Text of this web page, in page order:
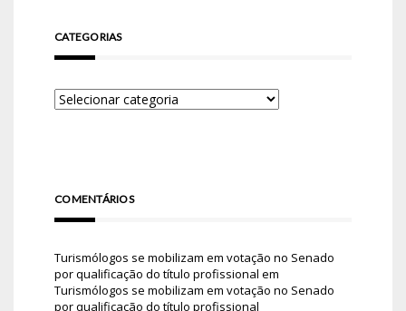
CATEGORIAS
COMENTÁRIOS
Turismólogos se mobilizam em votação no Senado
por qualificação do título profissional em
Turismólogos se mobilizam em votação no Senado
por qualificação do título profissional